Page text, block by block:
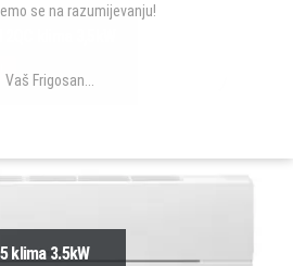
klima 3.5kW
se na razumijevanju!
Vaš Frigosan...